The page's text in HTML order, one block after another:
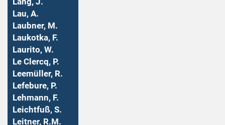
Lau, A.
Laubner, M.
Laukotka, F.
Laurito, W.
Le Clercq, P.
Leemüller, R.
Lefebure, P.
Lehmann, F.
Leichtfuß, S.
Leitner, R.M.